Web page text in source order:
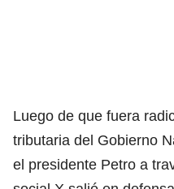
Luego de que fuera
tributaria del Gobierno
el presidente Petro a